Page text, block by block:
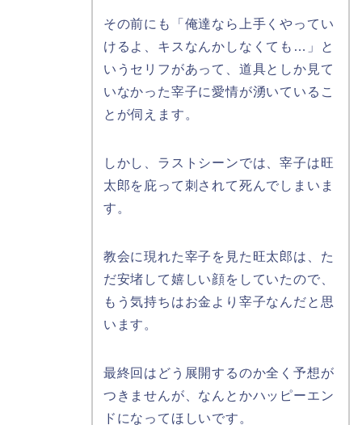
その前にも「俺達なら上手くやってい
けるよ、キスなんかしなくても…」と
いうセリフがあって、道具としか見て
いなかった宰子に愛情が湧いているこ
とが伺えます。
しかし、ラストシーンでは、宰子は旺
太郎を庇って刺されて死んでしまいま
す。
教会に現れた宰子を見た旺太郎は、た
だ安堵して嬉しい顔をしていたので、
もう気持ちはお金より宰子なんだと思
います。
最終回はどう展開するのか全く予想が
つきませんが、なんとかハッピーエン
ドになってほしいです。